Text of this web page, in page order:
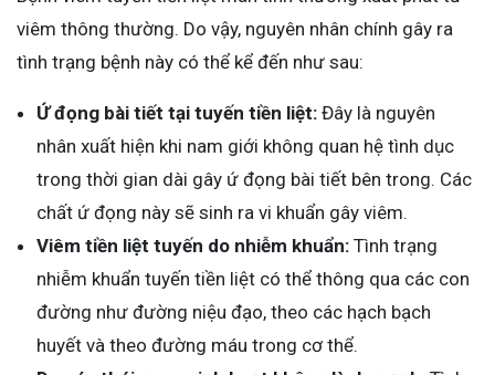
viêm thông thường. Do vậy, nguyên nhân chính gây ra
tình trạng bệnh này có thể kể đến như sau:
Ứ đọng bài tiết tại tuyến tiền liệt: Đây là nguyên
nhân xuất hiện khi nam giới không quan hệ tình dục
trong thời gian dài gây ứ đọng bài tiết bên trong. Các
chất ứ đọng này sẽ sinh ra vi khuẩn gây viêm.
Viêm tiền liệt tuyến do nhiễm khuẩn: Tình trạng
nhiễm khuẩn tuyến tiền liệt có thể thông qua các con
đường như đường niệu đạo, theo các hạch bạch
huyết và theo đường máu trong cơ thể.